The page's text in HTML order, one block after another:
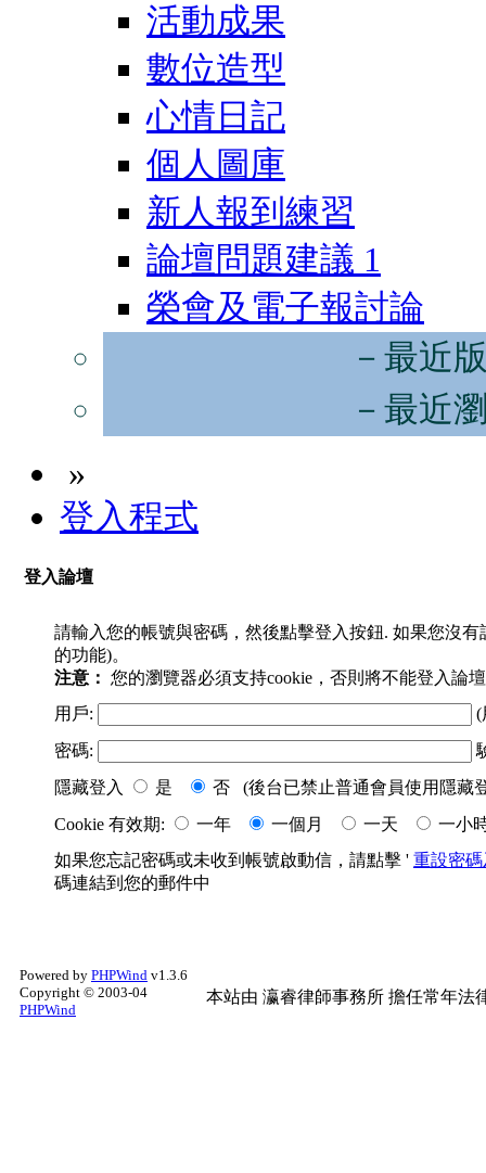
活動成果
數位造型
心情日記
個人圖庫
新人報到練習
論壇問題建議 1
榮會及電子報討論
－最近
－最近
»
登入程式
登入論壇
請輸入您的帳號與密碼，然後點擊登入按鈕. 如果您沒
的功能)。
注意： 您的瀏覽器必須支持cookie，否則將不能登入論
用戶:
(
密碼:
隱藏登入
是
否 (後台已禁止普通會員使用隱藏
Cookie 有效期:
一年 一個月 一天
一小
如果您忘記密碼或未收到帳號啟動信，請點擊 ' 重設密
碼連結到您的郵件中
Powered by PHPWind v1.3.6
Copyright © 2003-04
PHPWind
本站由 瀛睿律師事務所 擔任常年法